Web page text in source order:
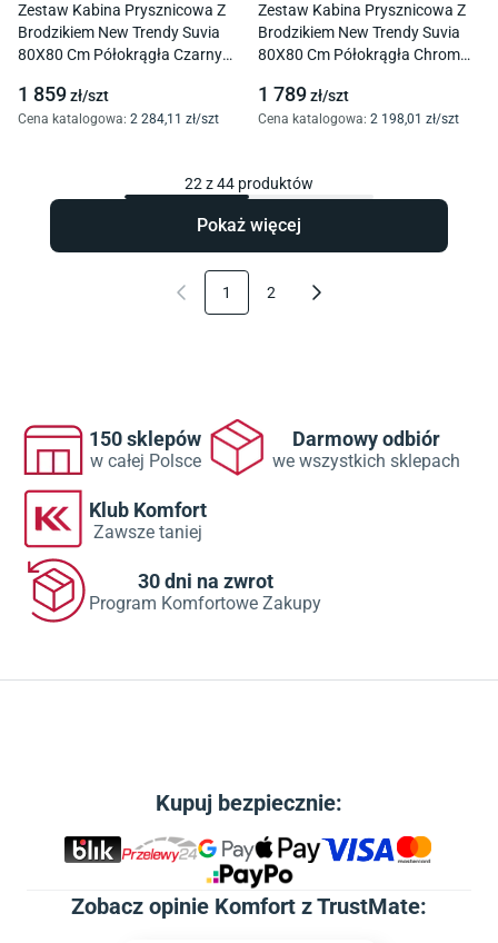
Zestaw Kabina Prysznicowa Z
Brodzikiem New Trendy Suvia
80X80 Cm Półokrągła Czarny
1 859zł/szt
Cena katalogowa: 2 284,11 zł/szt
Zestaw Kabina Prysznicowa Z
Brodzikiem New Trendy Suvia
80X80 Cm Półokrągła Chrom
1 789zł/szt
Cena katalogowa: 2 198,01 zł/szt
22z44 produktów
Pokaż więcej
1 2
150 sklepów
w całej Polsce
Darmowy odbiór
we wszystkich sklepach
Klub Komfort
Zawsze taniej
30 dni na zwrot
Program Komfortowe Zakupy
Kupuj bezpiecznie:
Zobacz opinie Komfort z TrustMate: